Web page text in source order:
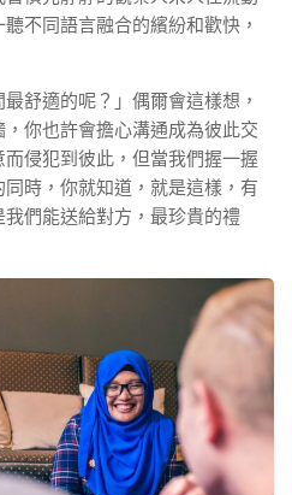
不同語言融合的繽紛和歡快，
舒適的呢？」偶爾會這樣想，
你也許會擔心溝通成為彼此交
侵犯到彼此，但當我們握一握
時，你就知道，就是這樣，有
們能送給對方，最珍貴的禮